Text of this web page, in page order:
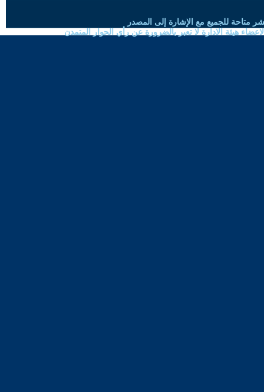
متاحة للجميع مع الإشارة إلى المصدر
هيئة الادارة لا تعبر بالضرورة عن رأي الحوار المتمدن